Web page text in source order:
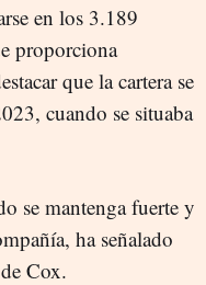
en los 3.189
proporciona
que la cartera se
cuando se situaba
se mantenga fuerte y
ha señalado
Cox.